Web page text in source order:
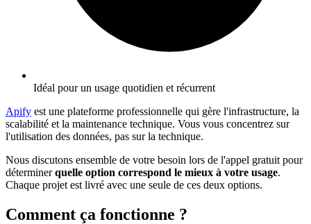
Idéal pour un usage quotidien et récurrent
Apify est une plateforme professionnelle qui gère l'infrastructure, la
scalabilité et la maintenance technique. Vous vous concentrez sur
l'utilisation des données, pas sur la technique.
Nous discutons ensemble de votre besoin lors de l'appel gratuit pour
déterminerquelle option correspond le mieux à votre usage.
Chaque projet est livré avec une seule de ces deux options.
Comment ça fonctionne ?